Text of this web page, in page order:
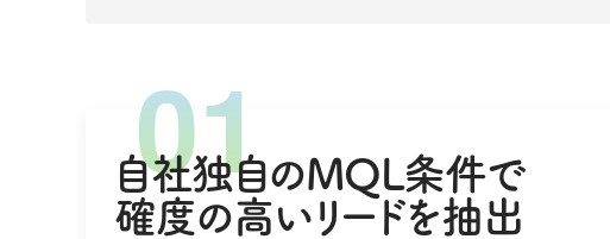
自社独自のMQL条件で
確度の高いリードを抽出